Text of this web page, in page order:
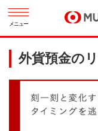
メニュー
外貨預金の